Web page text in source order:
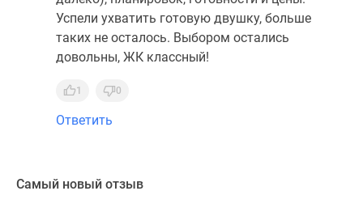
Успели ухватить готовую двушку, больше
таких не осталось. Выбором остались
довольны, ЖК классный!
1 0
Ответить
Самый новый отзыв